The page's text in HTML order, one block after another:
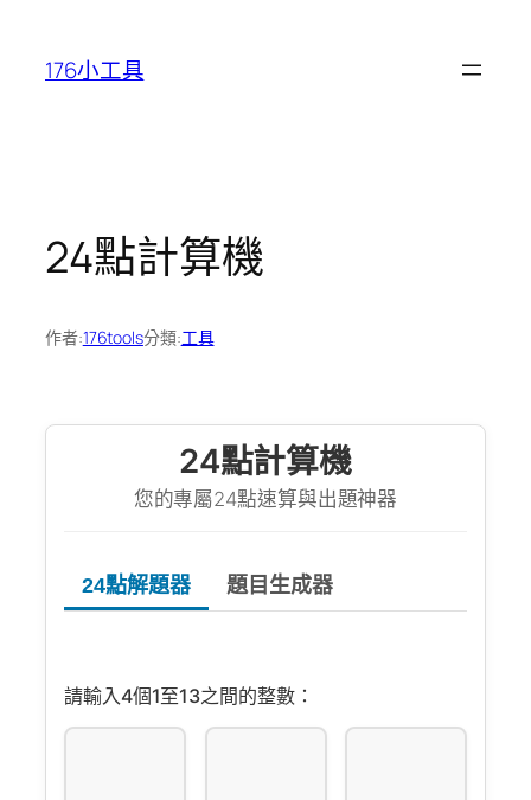
176小工具
24點計算機
作者:176tools分類:工具
24點計算機
您的專屬24點速算與出題神器
24點解題器 題目生成器
請輸入4個1至13之間的整數：